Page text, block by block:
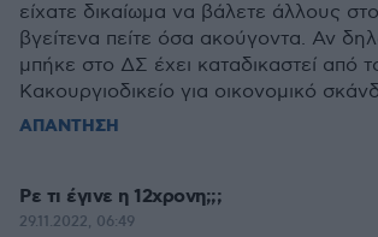
είχατε δικαίωμα να βάλετε άλλους
βγείτενα πείτε όσα ακούγοντα. Αν
μπήκε στο ΔΣ έχει καταδικαστεί από
Κακουργιοδικείο για οικονομικό
ΑΠΑΝΤΗΣΗ
Ρε τι έγινε η 12χρονη;;;
29.11.2022, 06:49